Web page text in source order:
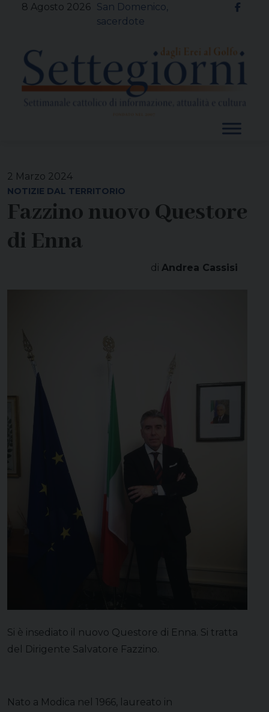
8 Agosto 2026 San Domenico,
sacerdote
2 Marzo 2024
NOTIZIE DAL TERRITORIO
Fazzino nuovo Questore
di Enna
di Andrea Cassisi
Si è insediato il nuovo Questore di Enna. Si tratta
del Dirigente Salvatore Fazzino.
Nato a Modica nel 1966, laureato in